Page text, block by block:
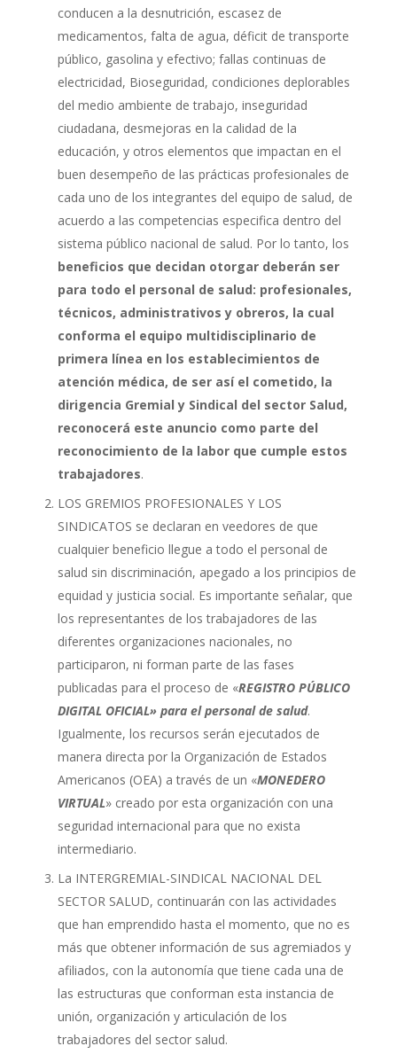
conducen a la desnutrición, escasez de
medicamentos, falta de agua, déficit de transporte
público, gasolina y efectivo; fallas continuas de
electricidad, Bioseguridad, condiciones deplorables
del medio ambiente de trabajo, inseguridad
ciudadana, desmejoras en la calidad de la
educación, y otros elementos que impactan en el
buen desempeño de las prácticas profesionales de
cada uno de los integrantes del equipo de salud, de
acuerdo a las competencias especifica dentro del
sistema público nacional de salud. Por lo tanto, los
beneficios que decidan otorgar deberán ser
para todo el personal de salud: profesionales,
técnicos, administrativos y obreros, la cual
conforma el equipo multidisciplinario de
primera línea en los establecimientos de
atención médica, de ser así el cometido, la
dirigencia Gremial y Sindical del sector Salud,
reconocerá este anuncio como parte del
reconocimiento de la labor que cumple estos
trabajadores.
LOS GREMIOS PROFESIONALES Y LOS
SINDICATOS se declaran en veedores de que
cualquier beneficio llegue a todo el personal de
salud sin discriminación, apegado a los principios de
equidad y justicia social. Es importante señalar, que
los representantes de los trabajadores de las
diferentes organizaciones nacionales, no
participaron, ni forman parte de las fases
publicadas para el proceso de «REGISTRO PÚBLICO
DIGITAL OFICIAL» para el personal de salud.
Igualmente, los recursos serán ejecutados de
manera directa por la Organización de Estados
Americanos (OEA) a través de un «MONEDERO
VIRTUAL» creado por esta organización con una
seguridad internacional para que no exista
intermediario.
La INTERGREMIAL-SINDICAL NACIONAL DEL
SECTOR SALUD, continuarán con las actividades
que han emprendido hasta el momento, que no es
más que obtener información de sus agremiados y
afiliados, con la autonomía que tiene cada una de
las estructuras que conforman esta instancia de
unión, organización y articulación de los
trabajadores del sector salud.